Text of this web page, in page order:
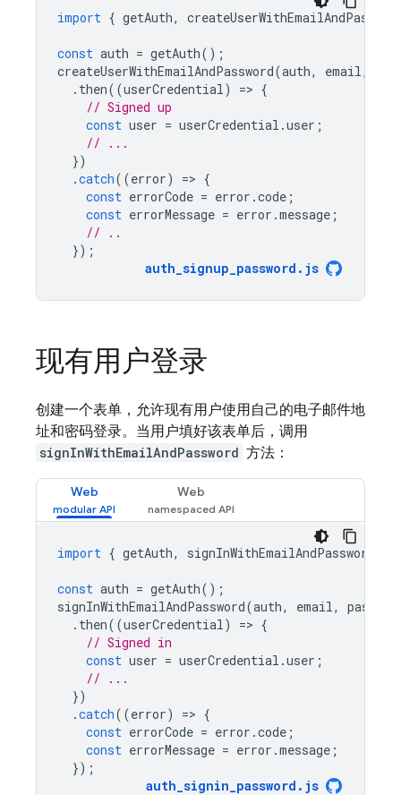
import { getAuth,
const auth = getAuth();
createUserWithEmailAndPassword(auth, email,
. then((userCredential) => {
// Signed up
const user = userCredential .user ;
// ...
})
.catch((error) => {
const errorCode = error .code ;
const errorMessage = error .message ;
// ..
});
auth_signup_password . js
现有用户登录
创建一个表单，允许现有用户使用自己的电子邮件地
址和密码登录。当用户填好该表单后，调用
signInWithEmailAndPassword 方法：
Web Web
import { getAuth, signInWithEmailAndPassword
const auth = getAuth();
signInWithEmailAndPassword(auth, email,
. then((userCredential) => {
// Signed in
const user = userCredential .user ;
// ...
})
.catch((error) => {
const errorCode = error .code ;
const errorMessage = error .message ;
});
auth_signin_password . js